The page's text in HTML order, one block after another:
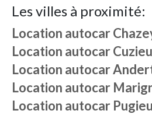
Les villes à proximité:
Location autocar
Location autocarCuzieu
Location autocar
Location autocar
Location autocar Pugieu